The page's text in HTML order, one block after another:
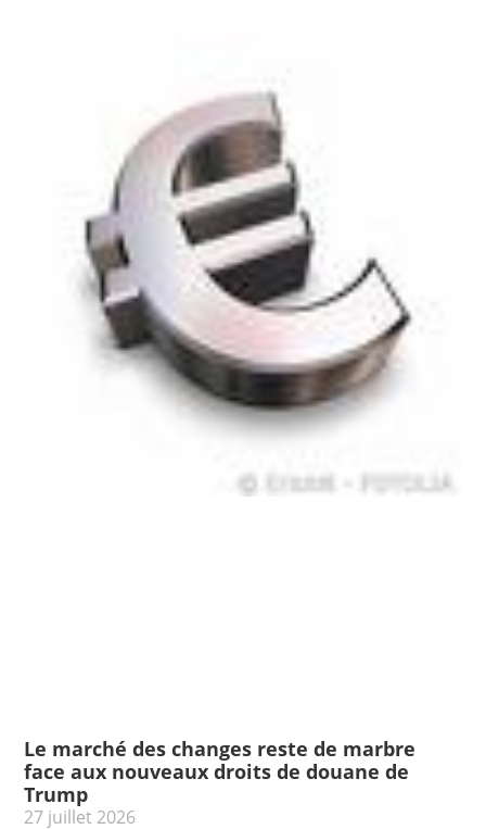
Le marché des changes reste de marbre
face aux nouveaux droits de douane de
Trump
27 juillet 2026